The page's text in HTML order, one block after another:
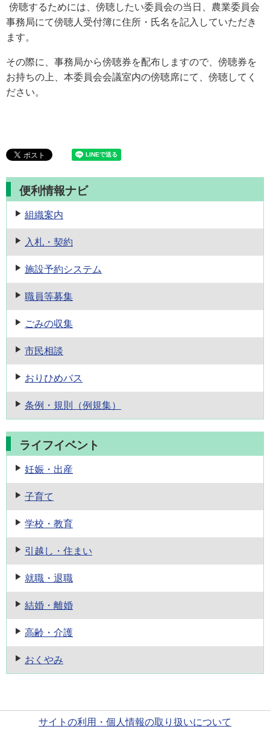
傍聴するためには、傍聴したい委員会の当日、農業委員会
事務局にて傍聴人受付簿に住所・氏名を記入していただき
ます。
その際に、事務局から傍聴券を配布しますので、傍聴券を
お持ちの上、本委員会会議室内の傍聴席にて、傍聴してく
ださい。
便利情報ナビ
組織案内
入札・契約
施設予約システム
職員等募集
ごみの収集
市民相談
おりひめバス
条例・規則 （例規集）
ライフイベント
妊娠・出産
子育て
学校・教育
引越し・住まい
就職・退職
結婚・離婚
高齢・介護
おくやみ
サイトの利用・個人情報の取り扱いについて